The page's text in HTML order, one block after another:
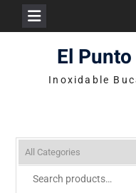
El
Inoxidable